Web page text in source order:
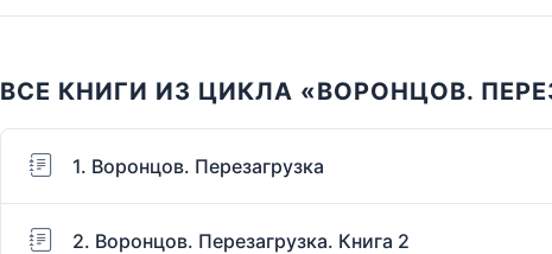
ВСЕ КНИГИ ИЗ ЦИКЛА «ВОРОНЦОВ.
1. Воронцов. Перезагрузка
2. Воронцов. Перезагрузка. Книга 2